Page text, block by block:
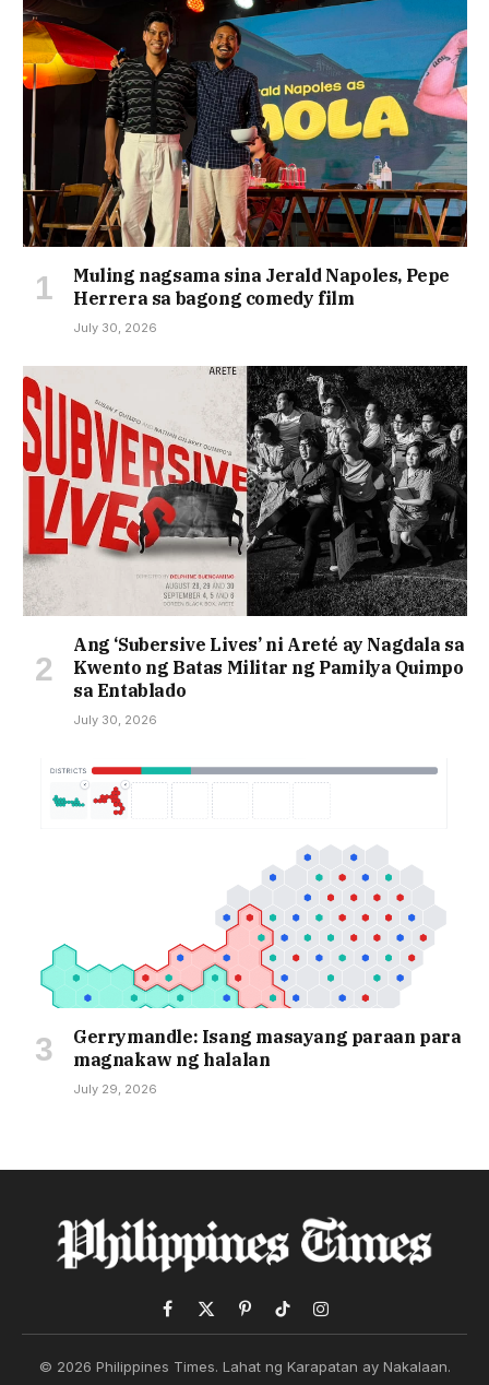
Muling nagsama sina Jerald Napoles, Pepe
Herrera sa bagong comedy film
July 30, 2026
Ang ‘Subersive Lives’ ni Areté ay Nagdala sa
Kwento ng Batas Militar ng Pamilya Quimpo
sa Entablado
July 30, 2026
Gerrymandle: Isang masayang paraan para
magnakaw ng halalan
July 29, 2026
Facebook
X
PinterestTikTokInstagram
© 2026 Philippines Times. Lahat ng Karapatan ay Nakalaan.